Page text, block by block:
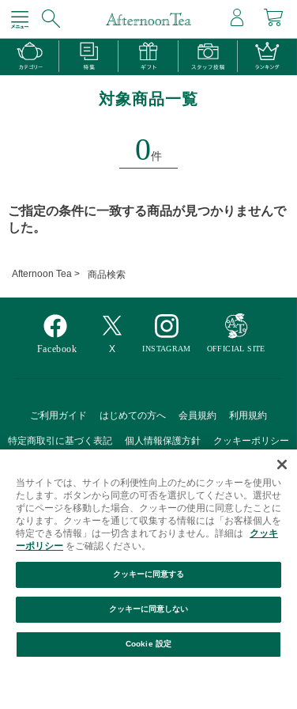
対象商品一覧
0件
絞り込み 並び替え
ご指定の条件に一致する商品が見つかりませんで
した。
Afternoon Tea > 商品検索
ご利用ガイド はじめての方へ 会員規約 利用規約
特定商取引に基づく表記 個人情報保護方針 クッキーポリシー
Afternoon Tea(アフタヌーンティー)公式オンラインストアで
は、
キッチン・ダイニングなどの生活雑貨、紅茶・焼き菓子など、
毎日新商品をご用意しています。
当サイトでは、サイトの利便性向上のためにクッキーを使用い
たします。ボタンから同意の可否を選択してください。選択せ
ずにページを移動した場合、クッキーの使用に同意したことに
なります。クッキーを通じて収集する情報には「お客様個人を
特定できる情報」は一切含まれておりません。詳細は
クッキ
ーポリシー をご確認ください。
Cookie 設定
クッキーに同意しない
クッキーに同意する